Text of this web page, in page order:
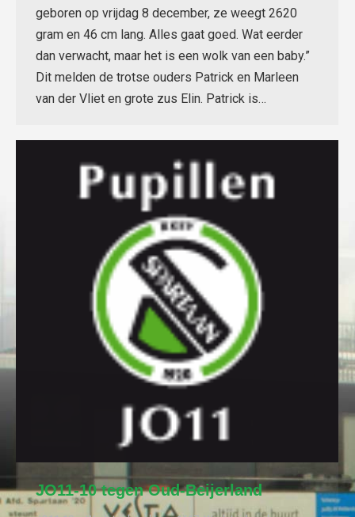
geboren op vrijdag 8 december, ze weegt 2620
gram en 46 cm lang. Alles gaat goed. Wat eerder
dan verwacht, maar het is een wolk van een baby.”
Dit melden de trotse ouders Patrick en Marleen
van der Vliet en grote zus Elin. Patrick is…
JO11-10 tegen Oud-Beijerland